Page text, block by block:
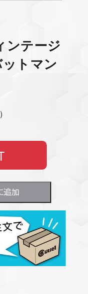
ンテージ
トマン
追加